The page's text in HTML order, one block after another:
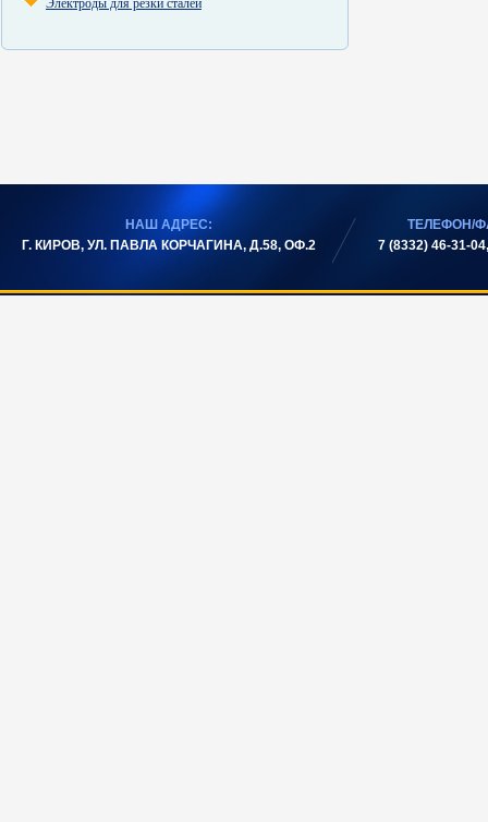
Электроды для резки сталей
НАШ АДРЕС:
Г. КИРОВ, УЛ. ПАВЛА КОРЧАГИНА, Д.58, ОФ.2
ТЕЛЕФОН/
7 (8332) 46-31-